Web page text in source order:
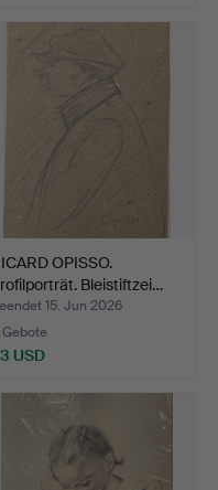
OPISSO.
Bleistiftzei…
15. Jun 2026
Gebote
USD